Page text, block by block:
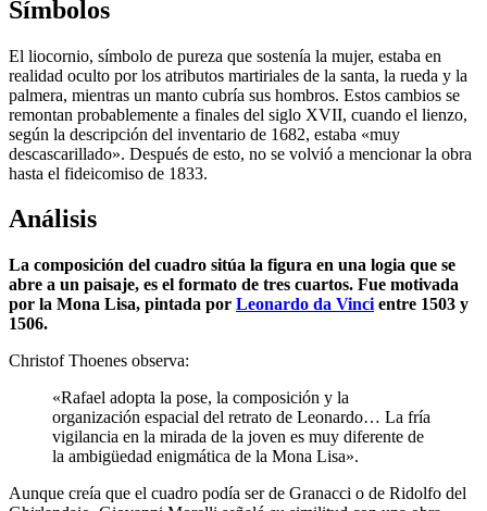
Símbolos
El liocornio, símbolo de pureza que sostenía la mujer, estaba en
realidad oculto por los atributos martiriales de la santa, la rueda y la
palmera, mientras un manto cubría sus hombros. Estos cambios se
remontan probablemente a finales del siglo XVII, cuando el lienzo,
según la descripción del inventario de 1682, estaba «muy
descascarillado». Después de esto, no se volvió a mencionar la obra
hasta el fideicomiso de 1833.
Análisis
La composición del cuadro sitúa la figura en una logia que se
abre a un paisaje, es el formato de tres cuartos. Fue motivada
por la Mona Lisa, pintada por Leonardo da Vinci entre 1503 y
1506.
Christof Thoenes observa:
«Rafael adopta la pose, la composición y la
organización espacial del retrato de Leonardo… La fría
vigilancia en la mirada de la joven es muy diferente de
la ambigüedad enigmática de la Mona Lisa».
Aunque creía que el cuadro podía ser de Granacci o de Ridolfo del